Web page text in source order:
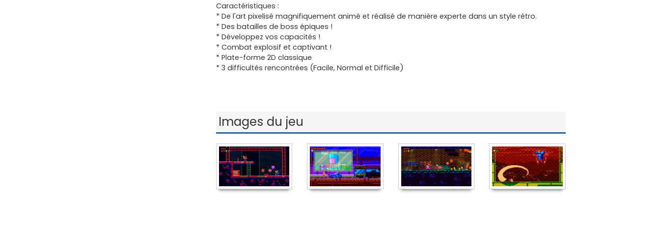
Caractéristiques :
* De l'art pixelisé magnifiquement animé et réalisé de manière experte dans un style rétro.
* Des batailles de boss épiques !
* Développez vos capacités !
* Combat explosif et captivant !
* Plate-forme 2D classique
* 3 difficultés rencontrées (Facile, Normal et Difficile)
Images du jeu